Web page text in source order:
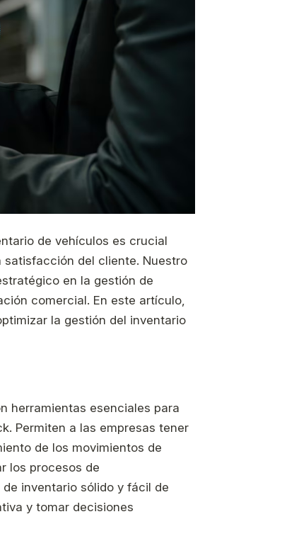
de vehículos es crucial
del cliente. Nuestro
en la gestión de
comercial. En este artículo,
la gestión del inventario
herramientas esenciales para
Permiten a las empresas tener
de los movimientos de
los procesos de
inventario sólido y fácil de
y tomar decisiones